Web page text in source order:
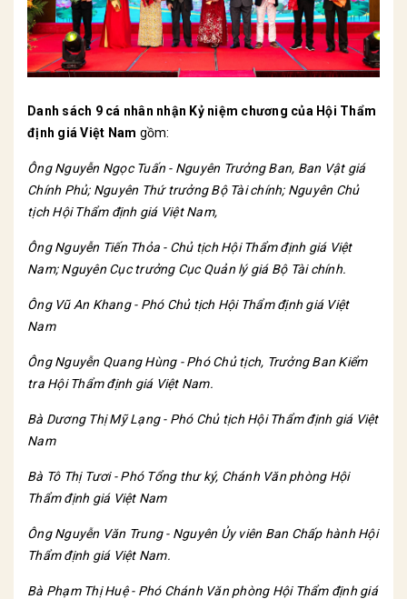
Danh sách 9 cá nhân nhận Kỷ niệm chương của Hội Thẩm
định giá Việt Nam gồm:
Ông Nguyễn Ngọc Tuấn - Nguyên Trưởng Ban, Ban Vật giá
Chính Phủ; Nguyên Thứ trưởng Bộ Tài chính; Nguyên Chủ
tịch Hội Thẩm định giá Việt Nam,
Ông Nguyễn Tiến Thỏa - Chủ tịch Hội Thẩm định giá Việt
Nam; Nguyên Cục trưởng Cục Quản lý giá Bộ Tài chính.
Ông Vũ An Khang - Phó Chủ tịch Hội Thẩm định giá Việt
Nam
Ông Nguyễn Quang Hùng - Phó Chủ tịch, Trưởng Ban Kiểm
tra Hội Thẩm định giá Việt Nam.
Bà Dương Thị Mỹ Lạng - Phó Chủ tịch Hội Thẩm định giá Việt
Nam
Bà Tô Thị Tươi - Phó Tổng thư ký, Chánh Văn phòng Hội
Thẩm định giá Việt Nam
Ông Nguyễn Văn Trung - Nguyên Ủy viên Ban Chấp hành Hội
Thẩm định giá Việt Nam.
Bà Phạm Thị Huệ - Phó Chánh Văn phòng Hội Thẩm định giá